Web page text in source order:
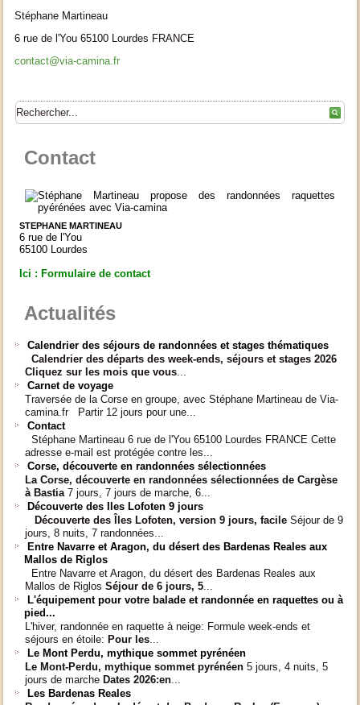
Stéphane Martineau
6 rue de l'You 65100 Lourdes FRANCE
contact@via-camina.fr
Contact
STEPHANE MARTINEAU
6 rue de l'You
65100 Lourdes
Ici : Formulaire de contact
Actualités
Calendrier des séjours de randonnées et stages thématiques
Calendrier des départs des week-ends, séjours et stages 2026
Cliquez sur les mois que vous...
Carnet de voyage
Traversée de la Corse en groupe, avec Stéphane Martineau de Via-
camina.fr Partir 12 jours pour une...
Contact
Stéphane Martineau 6 rue de l'You 65100 Lourdes FRANCE Cette
adresse e-mail est protégée contre les...
Corse, découverte en randonnées sélectionnées
La Corse, découverte en randonnées sélectionnées de Cargèse
à Bastia7 jours, 7 jours de marche, 6...
Découverte des Iles Lofoten 9 jours
Découverte des Îles Lofoten, version 9 jours, facile Séjour de 9
jours, 8 nuits, 7 randonnées...
Entre Navarre et Aragon, du désert des Bardenas Reales aux
Mallos de Riglos
Entre Navarre et Aragon, du désert des Bardenas Reales aux
Mallos de RiglosSéjour de 6 jours, 5...
L'équipement pour votre balade et randonnée en raquettes ou à
pied...
L'hiver, randonnée en raquette à neige: Formule week-ends et
séjours en étoile: Pour les...
Le Mont Perdu, mythique sommet pyrénéen
Le Mont-Perdu, mythique sommet pyrénéen 5 jours, 4 nuits, 5
jours de marche Dates 2026:en...
Les Bardenas Reales